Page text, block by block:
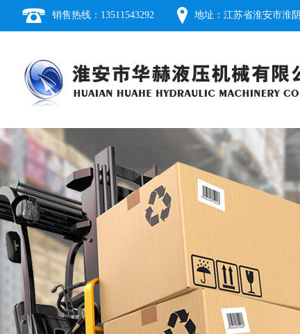
销售热线：13511543292 地址：江苏省淮安市淮